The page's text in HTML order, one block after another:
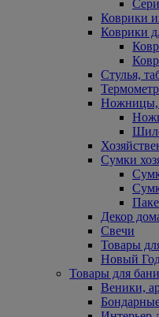
Коврики
Коврики
Стулья,
Сумки
Декор
Свечи
Товары
Новый
Товары для
Веники,